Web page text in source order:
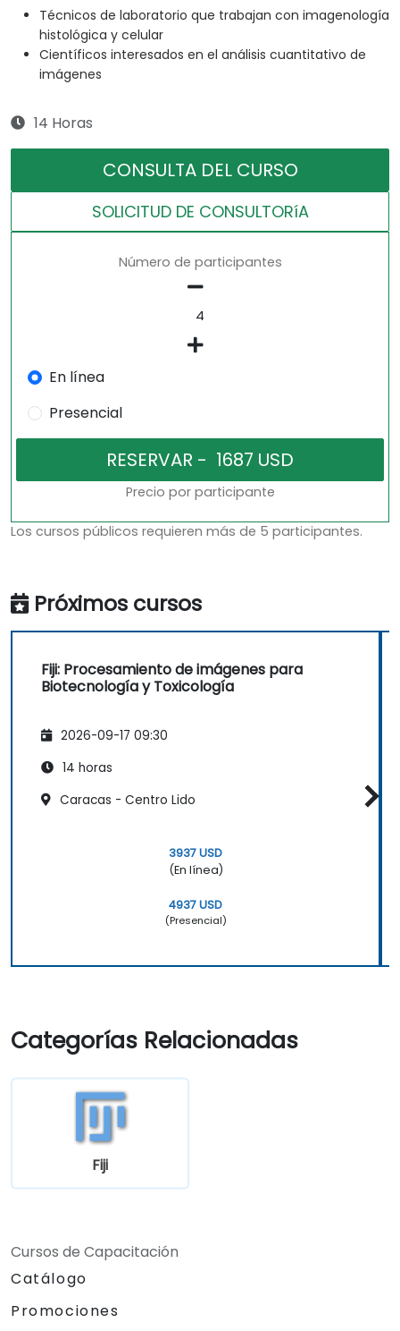
Técnicos de laboratorio que trabajan con imagenología
histológica y celular
Científicos interesados en el análisis cuantitativo de
imágenes
14 Horas
CONSULTA DEL CURSO
SOLICITUD DE CONSULTORíA
Número de participantes
En línea
Presencial
Precio por participante
Los cursos públicos requieren más de 5 participantes.
Próximos cursos
Fiji: Procesamiento de imágenes para
Biotecnología y Toxicología
2026-09-17 09:30
14 horas
Caracas - Centro Lido
3937 USD
(En línea)
4937 USD
(Presencial)
Categorías Relacionadas
Fiji
Cursos de Capacitación
Catálogo
Promociones